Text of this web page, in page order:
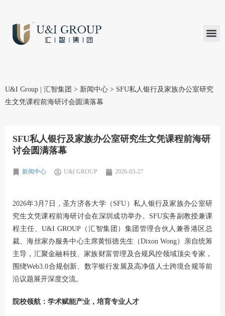
U&I Group | 汇智集团 > 新闻中心 > SFU私人银行及家族办公室研究
生文凭课程前海研讨会圆满落幕
SFU私人银行及家族办公室研究生文凭课程前海研
讨会圆满落幕
新闻中心 U&I GROUP 2026-03-27
2026年3月7日，圣方济各大学（SFU）私人银行及家族办公室研
究生文凭课程前海研讨会在深圳成功举办。SFU实务副教授兼课
程主任、U&I GROUP（汇智集团）集团管理合伙人兼香港区总
裁、海丝家办服务中心主席黄恒德先生（Dixon Wong）亲自统筹
主导，汇聚金融科技、家族财富管理及合规风控领域顶尖专家，
围绕Web3.0合规创新、数字银行发展及高净值人士跨境合规等前
沿议题展开深度交流。
院校领航：学术赋能产业，培育专业人才